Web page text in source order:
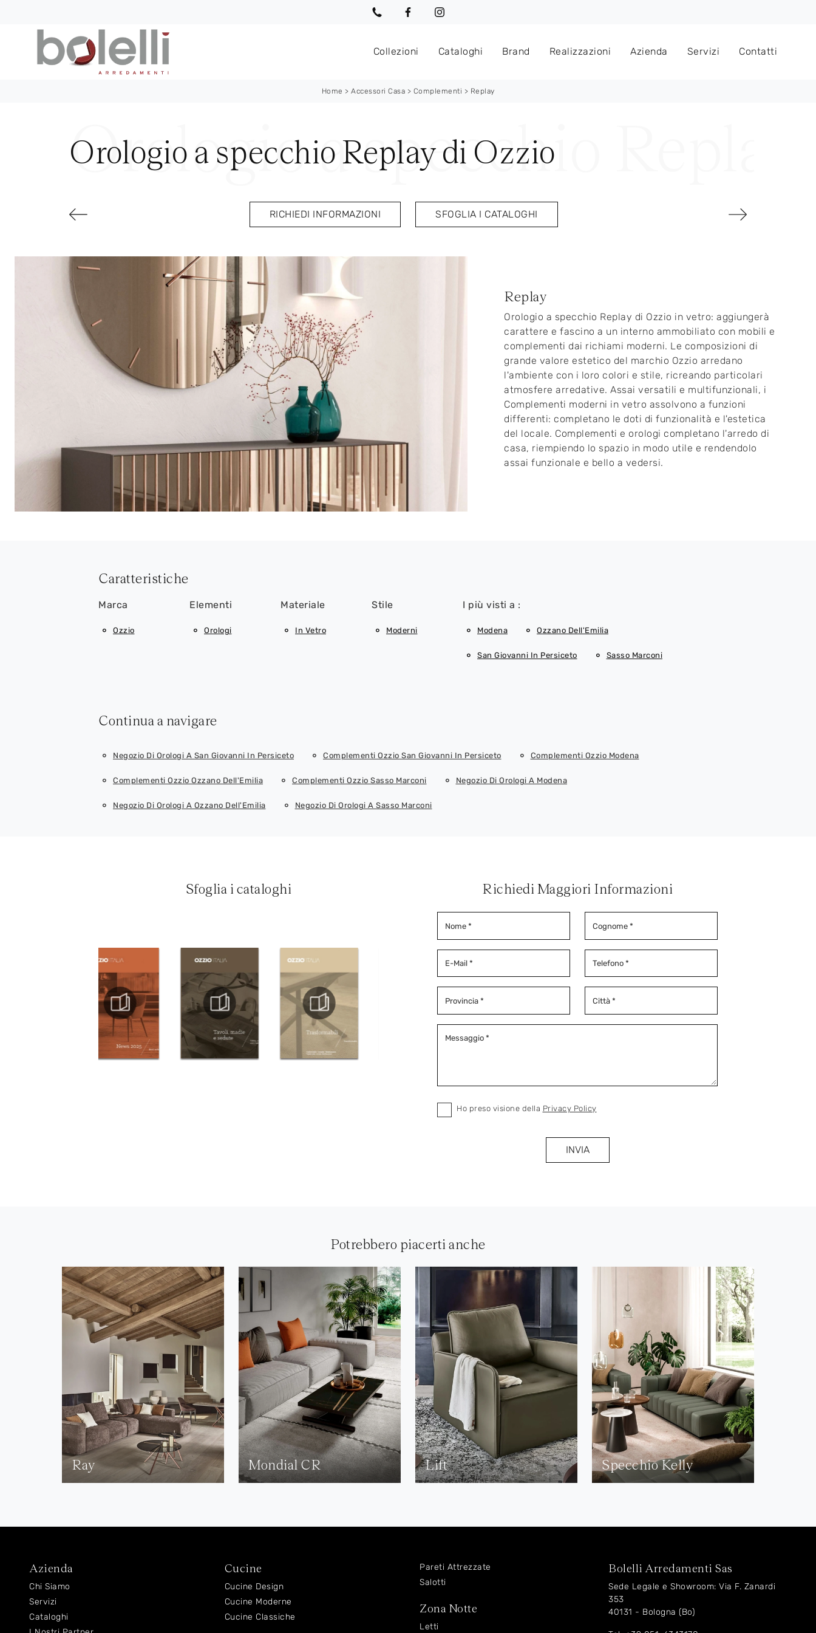
Collezioni Cataloghi Brand Realizzazioni Azienda Servizi Contatti
Home > Accessori Casa > Complementi > Replay
Orologio a specchio Replay di Ozzio
RICHIEDI INFORMAZIONI SFOGLIA I CATALOGHI
Replay
Orologio a specchio Replay di Ozzio in vetro: aggiungerà
carattere e fascino a un interno ammobiliato con mobili e
complementi dai richiami moderni. Le composizioni di
grande valore estetico del marchio Ozzio arredano
l'ambiente con i loro colori e stile, ricreando particolari
atmosfere arredative. Assai versatili e multifunzionali, i
Complementi moderni in vetro assolvono a funzioni
differenti: completano le doti di funzionalità e l'estetica
del locale. Complementi e orologi completano l'arredo di
casa, riempiendo lo spazio in modo utile e rendendolo
assai funzionale e bello a vedersi.
Caratteristiche
Marca
Ozzio
Elementi
Orologi
Materiale
In Vetro
Stile
Moderni
I più visti a :
Modena Ozzano Dell'Emilia
San Giovanni In Persiceto Sasso Marconi
Continua a navigare
Negozio Di Orologi A San Giovanni In Persiceto Complementi Ozzio San Giovanni In Persiceto Complementi Ozzio Modena
Complementi Ozzio Ozzano Dell'Emilia Complementi Ozzio Sasso Marconi Negozio Di Orologi A Modena
Negozio Di Orologi A Ozzano Dell'Emilia Negozio Di Orologi A Sasso Marconi
Sfoglia i cataloghi Richiedi Maggiori Informazioni
Ho preso visione della Privacy Policy
INVIA
Potrebbero piacerti anche
Ray Mondial CR Lift Specchio Kelly
Azienda
Chi Siamo
Servizi
Cataloghi
Cucine
Cucine Design
Cucine Moderne
Cucine Classiche
Pareti Attrezzate
Salotti
Zona Notte
Letti
Bolelli Arredamenti Sas
Sede Legale e Showroom: Via F. Zanardi
353
40131 - Bologna (Bo)